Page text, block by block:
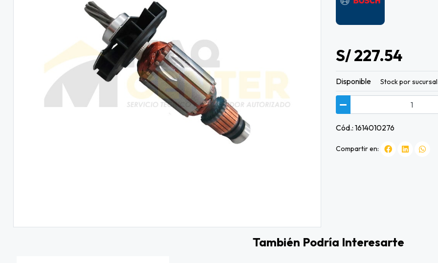
S/ 227.54
Disponible Stock por sucursal
Cód.: 1614010276
Compartir en:
También Podría Interesarte